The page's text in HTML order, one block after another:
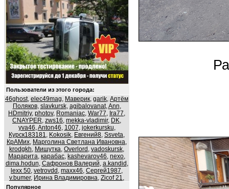
Пользователи из этого города:
46ghost, elec49mag, Маверик, garik, Артём
Поляков, slavkursk, agibalovanat,Ann,
HDmitriy, photov, Romaniac, War77, Ira77,
CNAYPER, zws16, mekka-vladimir, DK,
yva46,Anton46, 1007, jokerkursku,
Курск183181, Kokosik, Евгений8, Ssveta,
КрАМих, Марголина Светлана Ивановна,
krodgkh, Мишутка, Overlord , vadoskursk,
Марарита, карабас, kashevarov46, nexo,
dima.hodun, Сафронов Валерий, a.kandid ,
lexx 50, vetrovdd , maxx46, Сергей1987,
v.bumer, Ирина Владимировна, Zicof 21,
Популярное